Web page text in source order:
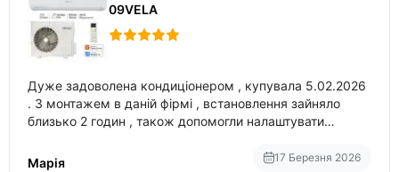
09VELA
Дуже задоволена кондиціонером , купувала 5.02.2026
. З монтажем в даній фірмі , встановлення зайняло
близько 2 годин , також допомогли налаштувати
Марія
17 Березня 2026